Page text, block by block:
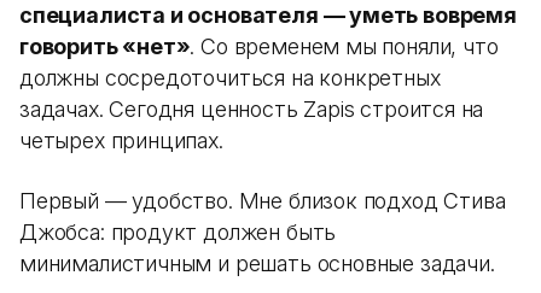
специалиста и основателя — уметь вовремя
говорить «нет». Со временем мы поняли, что
должны сосредоточиться на конкретных
задачах. Сегодня ценность Zapis строится на
четырех принципах.
Первый — удобство. Мне близок подход Стива
Джобса: продукт должен быть
минималистичным и решать основные задачи.